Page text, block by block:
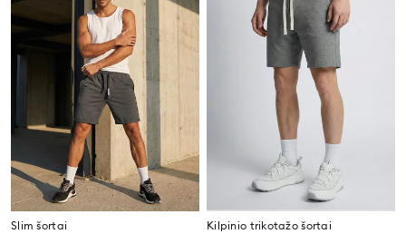
Slim šortai Kilpinio trikotažo šortai